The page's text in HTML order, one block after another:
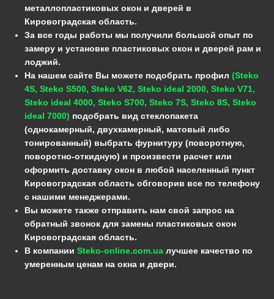
металлопластиковых окон и дверей в
Кировоградская область.
За все годы работы мы получили большой опыт по
замеру и установке пластиковых окон и дверей рам и
лоджий.
На нашем сайте Вы можете подобрать профил (Steko
4S, Steko S500, Steko V62, Steko ideal 2000, Steko V71,
Steko ideal 4000, Steko S700, Steko 7S, Steko 8S, Steko
ideal 7000) подобрать вид стеклопакета
(однокамерный, двухкамерный, матовый либо
тонированный) выбрать фурнитуру (поворотную,
поворотно-откидную) и произвести расчет или
оформить доставку окон в любой населенный пункт
Кировоградская область обговорив все по телефону
с нашими менеджерами.
Вы можете также отправить нам свой запрос на
обратный звонок для замены пластиковых окон
Кировоградская область.
В компании Steko-online.com.ua лучшее качество по
умеренным ценам на окна и двери.